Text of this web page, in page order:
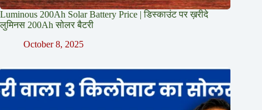
Luminous 200Ah Solar Battery Price​ | डिस्काउंट पर ख़रीदे
लुमिनस 200Ah सोलर बैटरी
October 8, 2025